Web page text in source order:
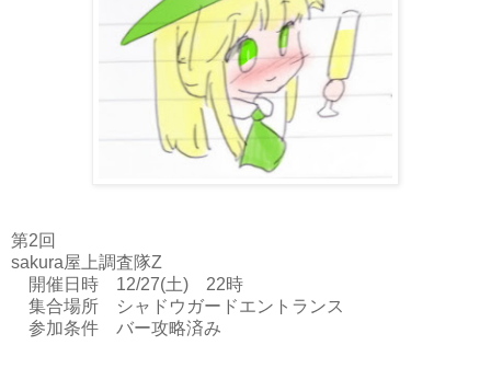
第2回
sakura屋上調査隊Z
開催日時 12/27(土) 22時
集合場所 シャドウガードエントランス
参加条件 バー攻略済み